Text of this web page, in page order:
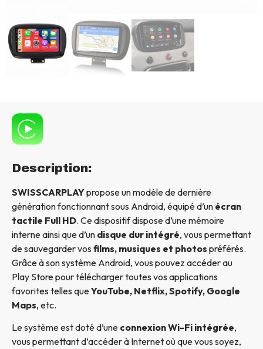
Description:
SWISSCARPLAYpropose un modèle de dernière
génération fonctionnant sous Android, équipé d’un écran
tactile Full HD. Ce dispositif dispose d’une mémoire
interne ainsi que d’un disque dur intégré, vous permettant
de sauvegarder vos films, musiques et photos préférés.
Grâce à son système Android, vous pouvez accéder au
Play Store pour télécharger toutes vos applications
favorites telles queYouTube, Netflix, Spotify, Google
Maps, etc.
Le système est doté d’une connexion Wi-Fi intégrée,
vous permettant d’accéder à Internet où que vous soyez,